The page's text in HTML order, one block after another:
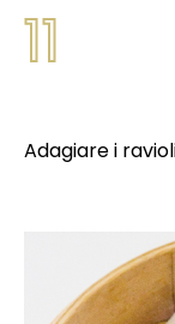
11
Adagiare i